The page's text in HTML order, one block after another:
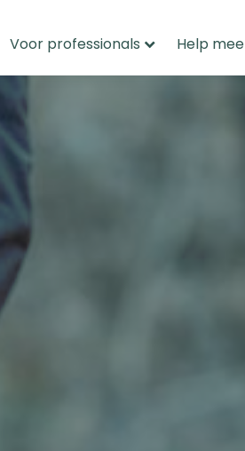
Voor professionals Help mee